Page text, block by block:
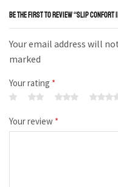
BE THE FIRST TO REVIEW “SLIP
Your email address will
marked
Your rating *
Your review *